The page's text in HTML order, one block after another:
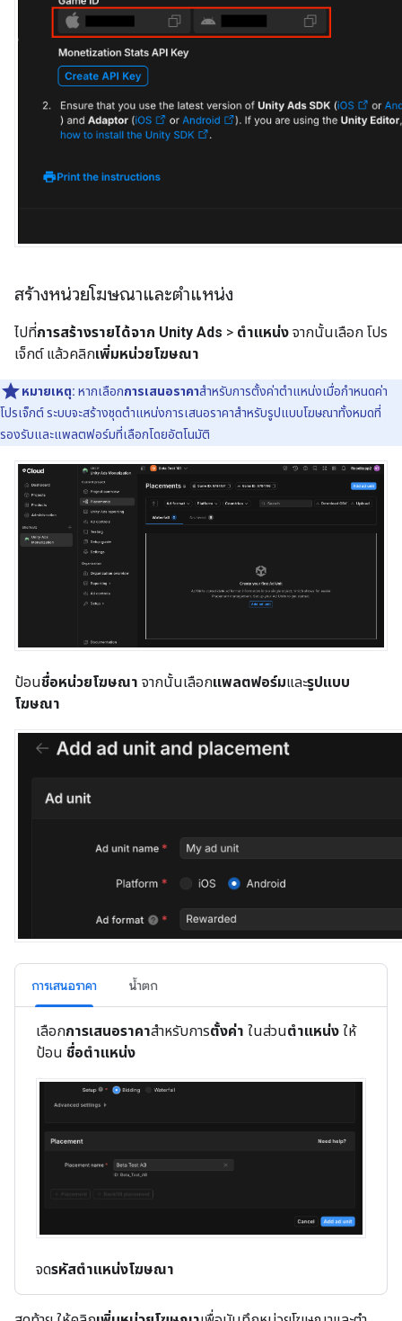
สร้างหน่วยโฆษณาและตำแหน่ง
ไปที่การสร้างรายได้จาก Unity Ads > ตําแหน่ง จากนั้นเลือก โปร
เจ็กต์ แล้วคลิกเพิ่มหน่วยโฆษณา
หมายเหตุ: หากเลือกการเสนอราคาสำหรับการตั้งค่าตําแหน่งเมื่อกําหนดค่า
โปรเจ็กต์ ระบบจะสร้างชุดตําแหน่งการเสนอราคาสำหรับรูปแบบโฆษณาทั้งหมดที่
รองรับและแพลตฟอร์มที่เลือกโดยอัตโนมัติ
ป้อนชื่อหน่วยโฆษณา จากนั้นเลือกแพลตฟอร์มและรูปแบบ
โฆษณา
การเสนอราคา น้ำตก
เลือกการเสนอราคาสำหรับการตั้งค่า ในส่วนตำแหน่ง ให้
ป้อน ชื่อตำแหน่ง
จดรหัสตำแหน่งโฆษณา